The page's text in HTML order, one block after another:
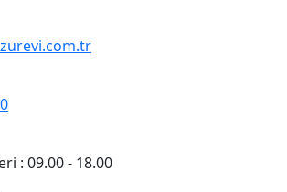
: 09.00 - 18.00